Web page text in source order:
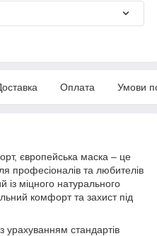
Оплата Умови
європейська маска – це
професіоналів та любителів
із міцного натурального
комфорт та захист під
урахуванням стандартів